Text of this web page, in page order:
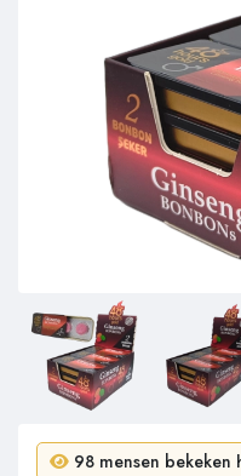
5 mensen kochten in
98 mensen bekeken